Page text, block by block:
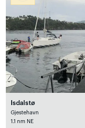
Isdalstø
Gjestehavn
1.1 nm NE